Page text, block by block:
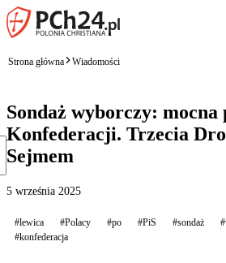
Strona główna Wiadomości
Sondaż wyborczy: mocna
Konfederacji. Trzecia
Sejmem
5 września 2025
#lewica #Polacy #po #PiS #sondaż
#konfederacja